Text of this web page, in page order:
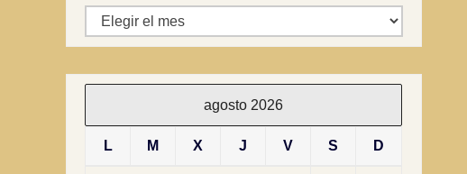
Archivos
agosto 2026
L M X J V S D